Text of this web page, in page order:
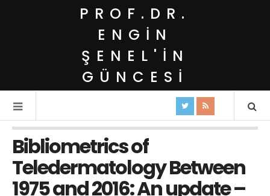
PROF.DR.
ENGIN
ŞENEL'IN
GÜNCESI
Bibliometrics of
Teledermatology Between
1975 and 2016: An update –